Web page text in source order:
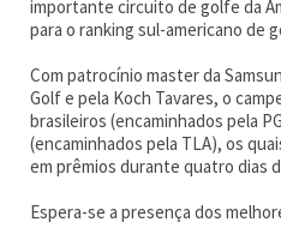
importante circuito de golfe da
para o ranking sul-americano de
Com patrocínio master da
Golf e pela Koch Tavares, o
brasileiros (encaminhados pela
(encaminhados pela TLA), os
em prêmios durante quatro dias
Espera-se a presença dos